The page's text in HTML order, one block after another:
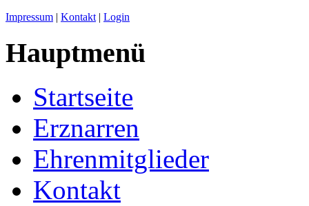
Impressum | Kontakt | Login
Hauptmenü
Startseite
Erznarren
Ehrenmitglieder
Kontakt